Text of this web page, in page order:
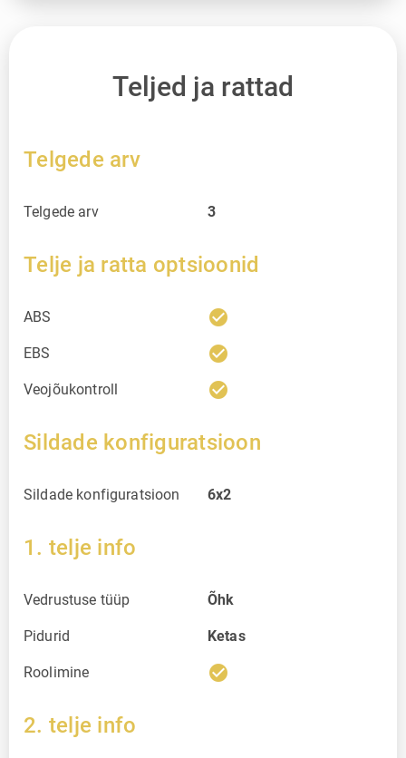
Teljed ja rattad
Telgede arv
Telgede arv 3
Telje ja ratta optsioonid
ABS check_circle
EBS check_circle
Veojõukontroll check_circle
Sildade konfiguratsioon
Sildade konfiguratsioon 6x2
1. telje info
Vedrustuse tüüp Õhk
Pidurid Ketas
Roolimine check_circle
2. telje info